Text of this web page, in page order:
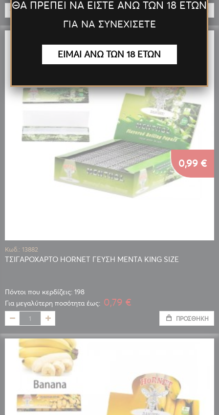
ΠΡΟΣΘΉΚΗ
Κωδ.: 13882
ΤΣΙΓΑΡΟΧΑΡΤΟ HORNET ΓΕΥΣΗ ΜΕΝΤΑ KING SIZE
Πόντοι που κερδίζεις: 198
0,99 €
Για μεγαλύτερη ποσότητα έως: 0,79 €
ΠΡΟΣΘΉΚΗ
ΘΑ ΠΡΕΠΕΙ ΝΑ ΕΙΣΤΕ ΑΝΩ ΤΩΝ 18 ΕΤΩΝ
ΓΙΑ ΝΑ ΣΥΝΕΧΙΣΕΤΕ
ΕΙΜΑΙ ΑΝΩ ΤΩΝ 18 ΕΤΩΝ